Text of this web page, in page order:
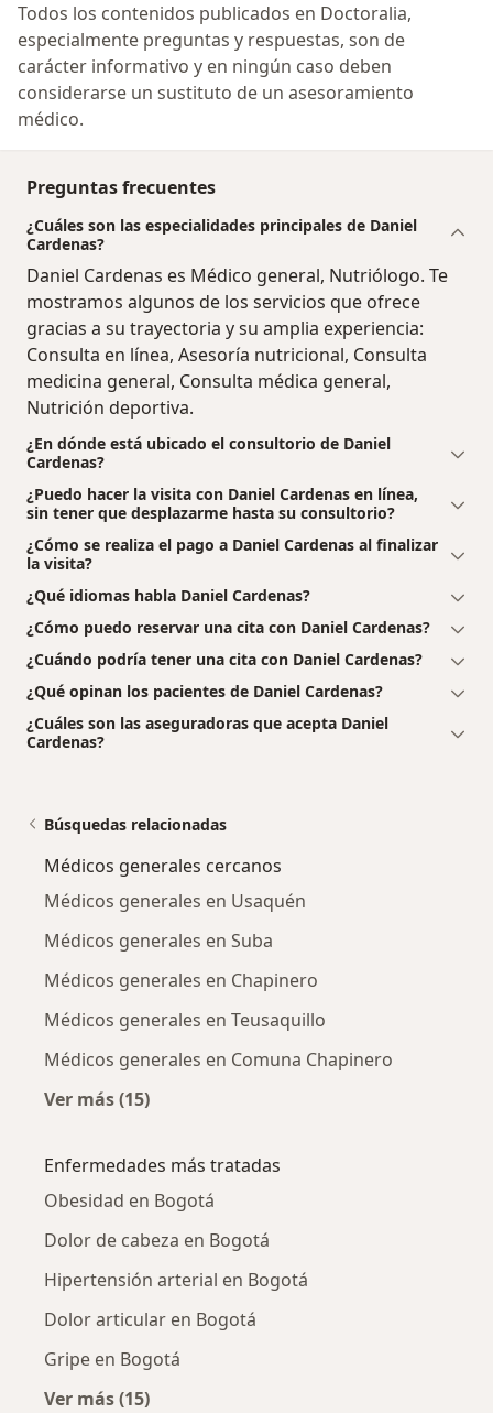
Todos los contenidos publicados en Doctoralia,
especialmente preguntas y respuestas, son de
carácter informativo y en ningún caso deben
considerarse un sustituto de un asesoramiento
médico.
Preguntas frecuentes
¿Cuáles son las especialidades principales de Daniel
Cardenas?
Daniel Cardenas es Médico general, Nutriólogo. Te
mostramos algunos de los servicios que ofrece
gracias a su trayectoria y su amplia experiencia:
Consulta en línea, Asesoría nutricional, Consulta
medicina general, Consulta médica general,
Nutrición deportiva.
¿En dónde está ubicado el consultorio de Daniel
Cardenas?
¿Puedo hacer la visita con Daniel Cardenas en línea,
sin tener que desplazarme hasta su consultorio?
¿Cómo se realiza el pago a Daniel Cardenas al finalizar
la visita?
¿Qué idiomas habla Daniel Cardenas?
¿Cómo puedo reservar una cita con Daniel Cardenas?
¿Cuándo podría tener una cita con Daniel Cardenas?
¿Qué opinan los pacientes de Daniel Cardenas?
¿Cuáles son las aseguradoras que acepta Daniel
Cardenas?
Búsquedas relacionadas
Médicos generales cercanos
Médicos generales en Usaquén
Médicos generales en Suba
Médicos generales en Chapinero
Médicos generales en Teusaquillo
Médicos generales en Comuna Chapinero
Ver más (15)
Enfermedades más tratadas
Obesidad en Bogotá
Dolor de cabeza en Bogotá
Hipertensión arterial en Bogotá
Dolor articular en Bogotá
Gripe en Bogotá
Ver más (15)